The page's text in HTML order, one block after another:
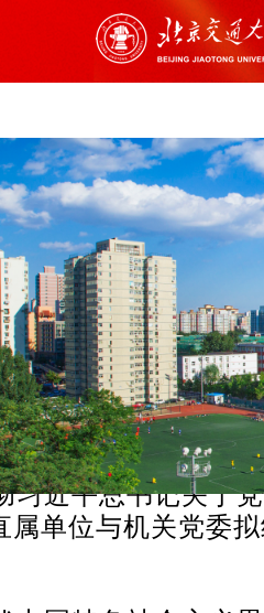
直属单位与机
单位与机关党委
习近平总书记关于
属单位与机关党委